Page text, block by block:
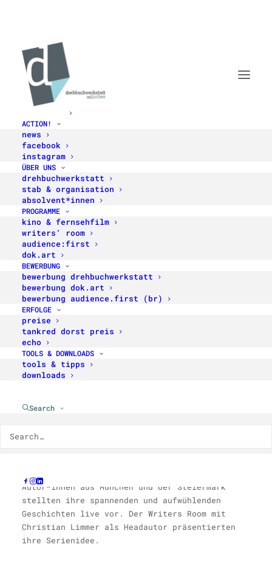
ACTION!
news
facebook
instagram
ÜBER UNS
drehbuchwerkstatt
stab & organisation
absolvent*innen
PROGRAMME
kino & fernsehfilm
writers‘ room
audience:first
dok.art
BEWERBUNG
bewerbung drehbuchwerkstatt
bewerbung dok.art
bewerbung audience.first (br)
ERFOLGE
preise
tankred dorst preis
echo
TOOLS & DOWNLOADS
tools & tipps
downloads
Search
FILMFEST MÜNCHEN 2024
BRANDNEUE STOFFE!
Großer Empfang am 2. Juli 2024 im Rahmen des
Filmfests München: Die Drehbuchwerkstatt stellt
die Stoffe aus dem 35. Jahrgang vor und
verleiht den Tankred Dorst Preis 2024.
Ebenfalls mit auf Bühne und Leinwand: 1st
Movie!
Am 2. Juli 2024 bei der diesjährigen
Filmfest München im Audimax der HFF München
Autor*innen aus München und der Steiermark
stellten ihre spannenden und aufwühlenden
Geschichten live vor. Der Writers Room mit
Christian Limmer als Headautor präsentierten
ihre Serienidee.